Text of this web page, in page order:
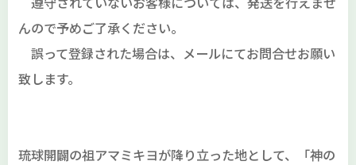
んので予めご了承ください。
誤って登録された場合は、メールにてお問合せお願い
致します。
琉球開闢の祖アマミキヨが降り立った地として、「神の